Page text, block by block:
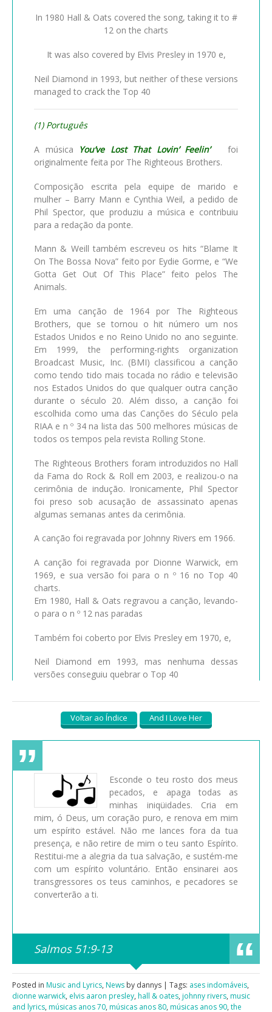
In 1980 Hall & Oats covered the song, taking it to #
12 on the charts
It was also covered by Elvis Presley in 1970 e,
Neil Diamond in 1993, but neither of these versions
managed to crack the Top 40
(1) Português
A música You’ve Lost That Lovin’ Feelin’foi
originalmente feita por The Righteous Brothers.
Composição escrita pela equipe de marido e
mulher – Barry Mann e Cynthia Weil, a pedido de
Phil Spector, que produziu a música e contribuiu
para a redação da ponte.
Mann & Weill também escreveu os hits “Blame It
On The Bossa Nova” feito por Eydie Gorme, e “We
Gotta Get Out Of This Place” feito pelos The
Animals.
Em uma canção de 1964 por The Righteous
Brothers, que se tornou o hit número um nos
Estados Unidos e no Reino Unido no ano seguinte.
Em 1999, the performing-rights organization
Broadcast Music, Inc. (BMI) classificou a canção
como tendo tido mais tocada no rádio e televisão
nos Estados Unidos do que qualquer outra canção
durante o século 20. Além disso, a canção foi
escolhida como uma das Canções do Século pela
RIAA e n º 34 na lista das 500 melhores músicas de
todos os tempos pela revista Rolling Stone.
The Righteous Brothers foram introduzidos no Hall
da Fama do Rock & Roll em 2003, e realizou-o na
cerimônia de indução. Ironicamente, Phil Spector
foi preso sob acusação de assassinato apenas
algumas semanas antes da cerimônia.
A canção foi regravada por Johnny Rivers em 1966.
A canção foi regravada por Dionne Warwick, em
1969, e sua versão foi para o n º 16 no Top 40
charts.
Em 1980, Hall & Oats regravou a canção, levando-
o para o n º 12 nas paradas
Também foi coberto por Elvis Presley em 1970, e,
Neil Diamond em 1993, mas nenhuma dessas
versões conseguiu quebrar o Top 40
Voltar ao Índice And I Love Her
Esconde o teu rosto dos meus
pecados, e apaga todas as
minhas iniqüidades. Cria em
mim, ó Deus, um coração puro, e renova em mim
um espírito estável. Não me lances fora da tua
presença, e não retire de mim o teu santo Espírito.
Restitui-me a alegria da tua salvação, e sustém-me
com um espírito voluntário. Então ensinarei aos
transgressores os teus caminhos, e pecadores se
converterão a ti.
Salmos 51:9-13
Posted in Music and Lyrics, News by dannys | Tags: ases indomáveis,
dionne warwick, elvis aaron presley, hall & oates, johnny rivers, music
and lyrics, músicas anos 70, músicas anos 80, músicas anos 90, the